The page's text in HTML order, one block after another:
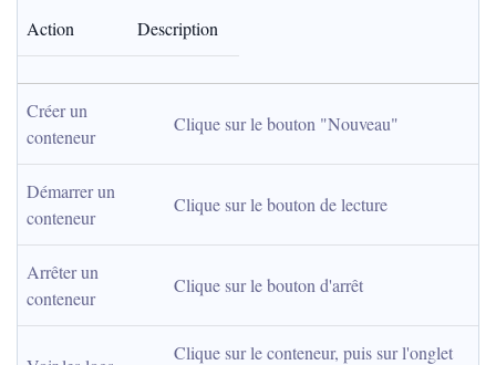
Action Description
Créer un
conteneur
Clique sur le bouton "Nouveau"
Démarrer un
conteneur
Clique sur le bouton de lecture
Arrêter un
conteneur
Clique sur le bouton d'arrêt
Clique sur le conteneur, puis sur l'onglet